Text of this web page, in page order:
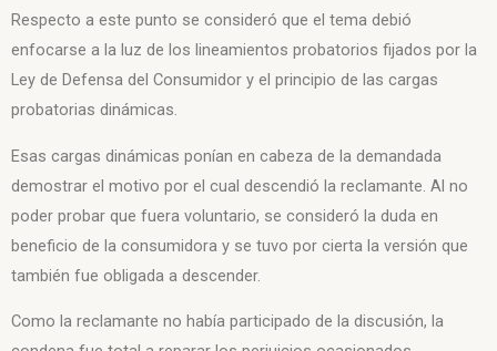
Respecto a este punto se consideró que el tema debió
enfocarse a la luz de los lineamientos probatorios fijados por la
Ley de Defensa del Consumidor y el principio de las cargas
probatorias dinámicas.
Esas cargas dinámicas ponían en cabeza de la demandada
demostrar el motivo por el cual descendió la reclamante. Al no
poder probar que fuera voluntario, se consideró la duda en
beneficio de la consumidora y se tuvo por cierta la versión que
también fue obligada a descender.
Como la reclamante no había participado de la discusión, la